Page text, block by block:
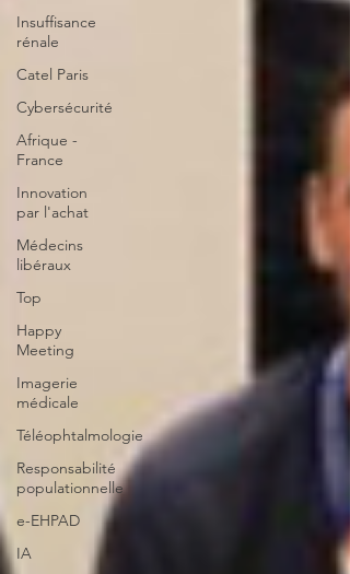
Insuffisance
rénale
Catel Paris
Cybersécurité
Afrique -
France
Innovation
par l'achat
Médecins
libéraux
Top
Happy
Meeting
Imagerie
médicale
Téléophtalmologie
Responsabilité
populationnelle
e-EHPAD
IA